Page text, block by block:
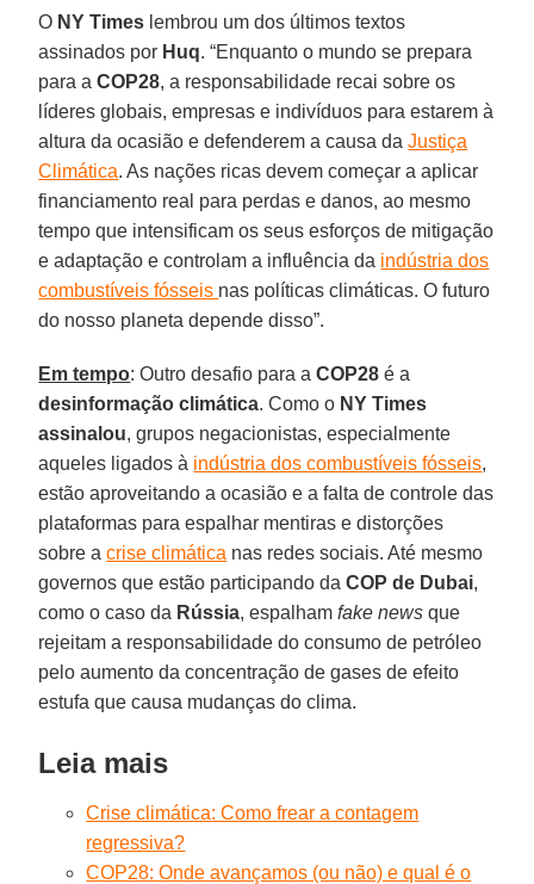
O NY Times lembrou um dos últimos textos
assinados por Huq. “Enquanto o mundo se prepara
para aCOP28, a responsabilidade recai sobre os
líderes globais, empresas e indivíduos para estarem à
altura da ocasião e defenderem a causa daJustiça
Climática. As nações ricas devem começar a aplicar
financiamento real para perdas e danos, ao mesmo
tempo que intensificam os seus esforços de mitigação
e adaptação e controlam a influência da indústria dos
combustíveis fósseis nas políticas climáticas. O futuro
do nosso planeta depende disso”.
Em tempo: Outro desafio para aCOP28 é a
desinformação climática. Como o NY Times
assinalou, grupos negacionistas, especialmente
aqueles ligados à indústria dos combustíveis fósseis,
estão aproveitando a ocasião e a falta de controle das
plataformas para espalhar mentiras e distorções
sobre acrise climática nas redes sociais. Até mesmo
governos que estão participando daCOP de Dubai,
como o caso da Rússia, espalhamfake news que
rejeitam a responsabilidade do consumo de petróleo
pelo aumento da concentração de gases de efeito
estufa que causa mudanças do clima.
Leia mais
Crise climática: Como frear a contagem
regressiva?
COP28: Onde avançamos (ou não) e qual é o